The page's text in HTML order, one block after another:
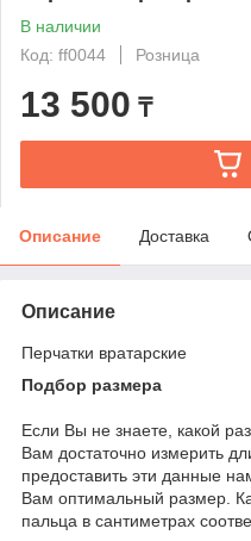
В наличии
Код: ff0044
Розница
13 500 ₸
Описание Доставка
Описание
Перчатки вратарские
Подбор размера
Если Вы не знаете, какой
Вам достаточно измерить
предоставить эти данные
Вам оптимальный размер.
пальца в сантиметрах